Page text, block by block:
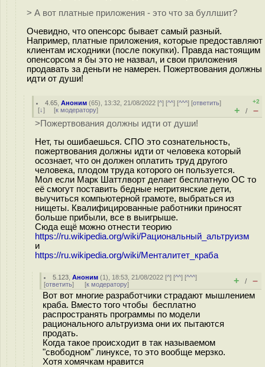
> А вот платные приложения - это что за буллшит?
Очевидно, что опенсорс бывает самый разный.
Например, платные приложения, которые предоставляют
клиентам исходники (после покупки). Правда настоящим
опенсорсом я бы это не назвал, и свои приложения
продавать за деньги не намерен. Пожертвования должны
идти от души!
4.65 ,Аноним (65), 13:32, 21/08/2022 [^] [^^] [^^^] [ответить]
[↓] [к модератору]
+2
+ / –
>Пожертвования должны идти от души!
Нет, ты ошибаешься. СПО это сознательность,
пожертвования должны идти от человека который
осознает, что он должен оплатить труд другого
человека, плодом труда которого он пользуется.
Мол если Марк Шаттлворт делает бесплатную ОС то
её смогут поставить бедные негритянские дети,
выучиться компьютерной грамоте, выбраться из
нищеты. Квалифицированные работники приносят
больше прибыли, все в выигрыше.
Сюда ещё можно отнести теорию
https://ru.wikipedia.org/wiki/Рациональный_альтруизм
и
https://ru.wikipedia.org/wiki/Менталитет_краба
5.123 ,Аноним (1), 18:53, 21/08/2022 [^] [^^] [^^^]
[ответить] [к модератору] + / –
Вот вот многие разработчики страдают мышлением
краба. Вместо того чтобы бесплатно
распространять программы по модели
рационального альтруизма они их пытаются
продать.
Когда такое происходит в так называемом
"свободном" линуксе, то это вообще мерзко.
Хотя хомячкам нравится